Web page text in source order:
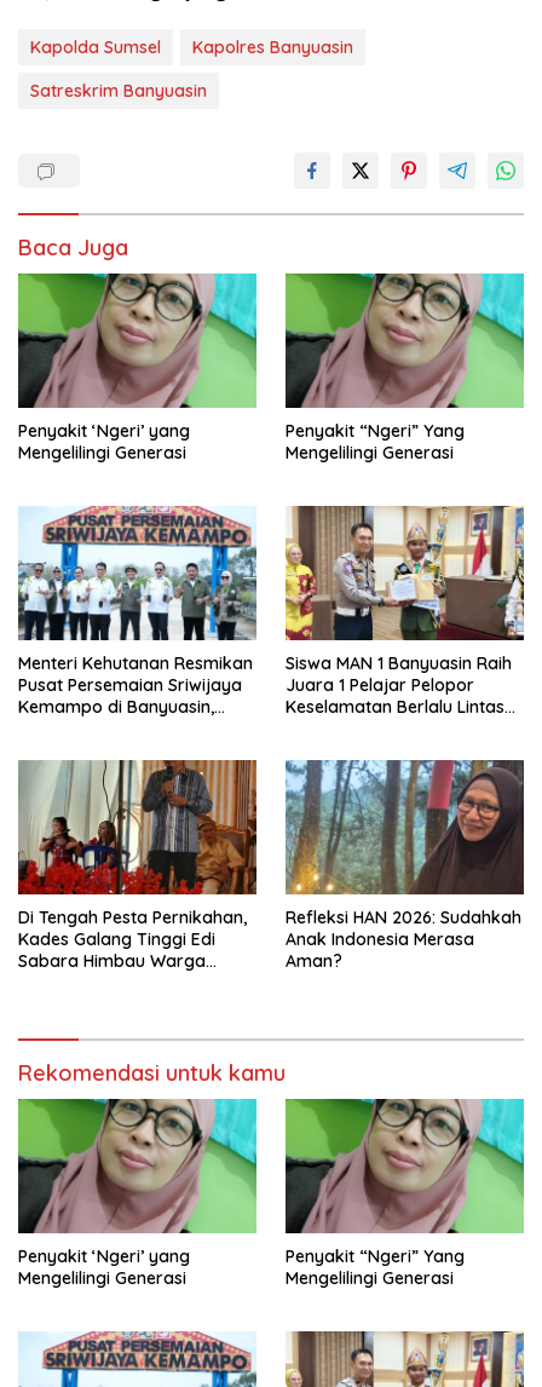
Kapolda Sumsel
Kapolres Banyuasin
Satreskrim Banyuasin
Baca Juga
Penyakit ‘Ngeri’ yang
Mengelilingi Generasi
Penyakit “Ngeri” Yang
Mengelilingi Generasi
Menteri Kehutanan Resmikan
Pusat Persemaian Sriwijaya
Kemampo di Banyuasin,
Siswa MAN 1 Banyuasin Raih
Juara 1 Pelajar Pelopor
Keselamatan Berlalu Lintas
Di Tengah Pesta Pernikahan,
Kades Galang Tinggi Edi
Sabara Himbau Warga
Refleksi HAN 2026: Sudahkah
Anak Indonesia Merasa
Aman?
Rekomendasi untuk kamu
Penyakit ‘Ngeri’ yang
Mengelilingi Generasi
Penyakit “Ngeri” Yang
Mengelilingi Generasi